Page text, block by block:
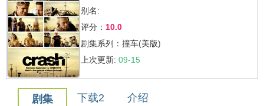
别名:
评分： 10.0
剧集系列：撞车(美版)
上次更新: 09-15
剧集 下载2 介绍